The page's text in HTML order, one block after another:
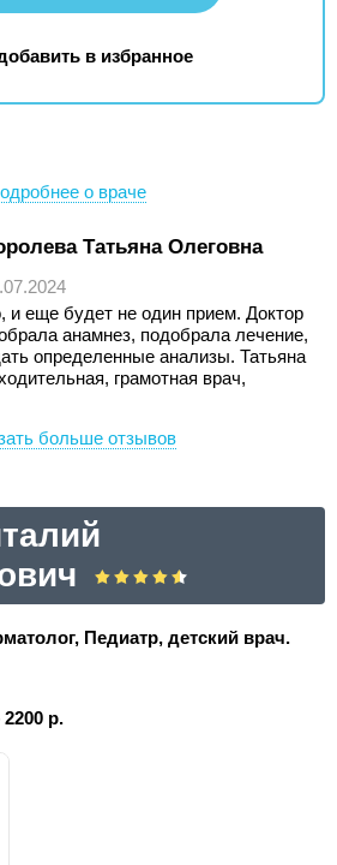
в избранное
о враче
Татьяна Олеговна
еще будет не один прием. Доктор
анамнез, подобрала лечение,
определенные анализы. Татьяна
грамотная врач,
больше отзывов
Педиатр, детский врач.
р.